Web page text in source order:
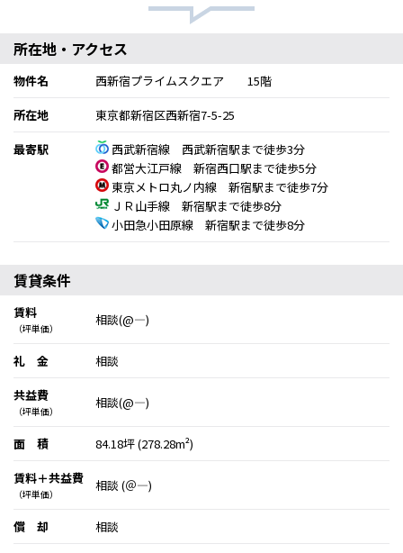
所在地・アクセス
物件名
西新宿プライムスクエア 15階
所在地
東京都新宿区西新宿7-5-25
最寄駅
西武新宿線 西武新宿駅まで徒歩3分
都営大江戸線 新宿西口駅まで徒歩5分
東京メトロ丸ノ内線 新宿駅まで徒歩7分
ＪＲ山手線 新宿駅まで徒歩8分
小田急小田原線 新宿駅まで徒歩8分
賃貸条件
賃料
（坪単価）
相談(@―)
礼 金
相談
共益費
（坪単価）
相談(@―)
面 積
84.18坪 (278.28m²)
賃料＋共益費
（坪単価）
相談 (＠―)
償 却
相談